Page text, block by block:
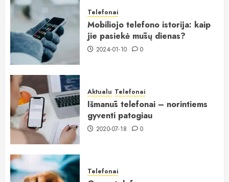
Telefonai
Mobiliojo telefono istorija: kaip
jie pasiekė mūsų dienas?
2024-01-10 0
Aktualu Telefonai
Išmanūs telefonai – norintiems
gyventi patogiau
2020-07-18 0
Telefonai